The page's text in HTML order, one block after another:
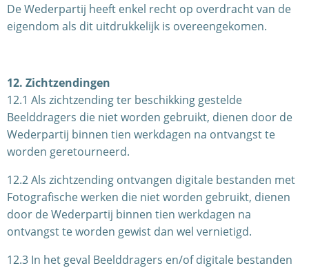
De Wederpartij heeft enkel recht op overdracht van de
eigendom als dit uitdrukkelijk is overeengekomen.
12. Zichtzendingen
12.1 Als zichtzending ter beschikking gestelde
Beelddragers die niet worden gebruikt, dienen door de
Wederpartij binnen tien werkdagen na ontvangst te
worden geretourneerd.
12.2 Als zichtzending ontvangen digitale bestanden met
Fotografische werken die niet worden gebruikt, dienen
door de Wederpartij binnen tien werkdagen na
ontvangst te worden gewist dan wel vernietigd.
12.3 In het geval Beelddragers en/of digitale bestanden